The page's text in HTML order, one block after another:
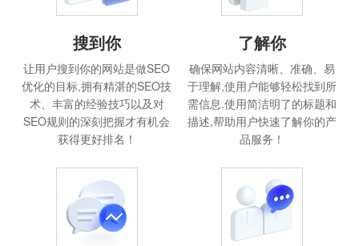
搜到你
让用户搜到你的网站是做SEO
优化的目标,拥有精湛的SEO技
术、丰富的经验技巧以及对
SEO规则的深刻把握才有机会
获得更好排名！
了解你
确保网站内容清晰、准确、易
于理解,使用户能够轻松找到所
需信息.使用简洁明了的标题和
描述,帮助用户快速了解你的产
品服务！